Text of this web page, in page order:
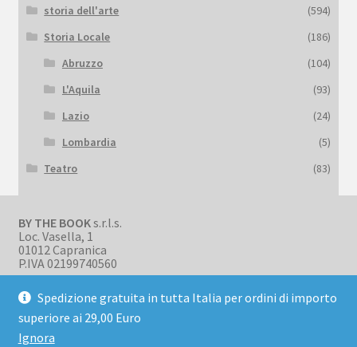
Spedizione gratuita in tutta Italia per ordini di importo
superiore ai 29,00 Euro
Ignora
storia dell'arte
(594)
Storia Locale
(186)
Abruzzo
(104)
L'Aquila
(93)
Lazio
(24)
Lombardia
(5)
Teatro
(83)
BY THE BOOKs.r.l.s.
Loc. Vasella, 1
01012 Capranica
P.IVA 02199740560
© BookBark 2026